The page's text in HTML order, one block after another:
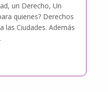
un Derecho, Un
quienes? Derechos
las Ciudades. Además